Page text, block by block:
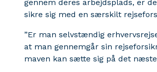
gennem deres arbejdsplads, er
sikre sig med en særskilt
”Er man selvstændig
at man gennemgår sin
maven kan sætte sig på det næste